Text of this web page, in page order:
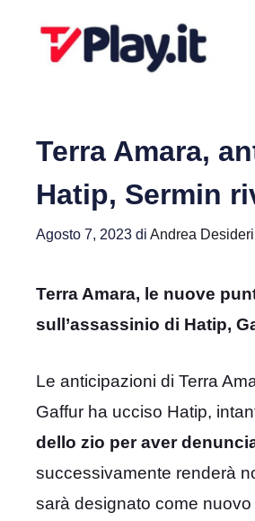
Terra Amara,
Hatip, Sermin
Agosto 7, 2023 di Andrea Desideri
Terra Amara, le nuove
sull’assassinio di Hatip,
Le anticipazioni di Terra
Gaffur ha ucciso Hatip,
dello zio per aver
successivamente renderà
sarà designato come